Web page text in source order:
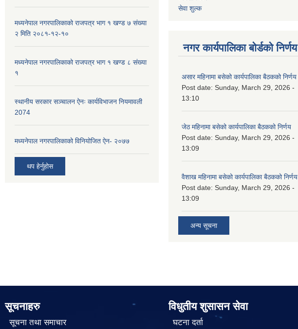
मध्यनेपाल नगरपालिकाको राजपत्र भाग १ खण्ड ७ संख्या
२ मिति २०८१-१२-१०
मध्यनेपाल नगरपालिकाको राजपत्र भाग १ खण्ड ८ संख्या
१
स्थानीय सरकार सञ्चालन ऐनः कार्यविभाजन नियमावली
2074
मध्यनेपाल नगरपालिकाको विनियोजित ऐन- २०७७
थप हेर्नुहोस
सेवा शुल्क
नगर कार्यपालिका बोर्डको निर्णय
असार महिनामा बसेको कार्यपालिका बैठकको निर्णय
Post date: Sunday, March 29, 2026 -
13:10
जेठ महिनामा बसेको कार्यपालिका बैठकको निर्णय
Post date: Sunday, March 29, 2026 -
13:09
वैशाख महिनामा बसेको कार्यपालिका बैठकको निर्णय
Post date: Sunday, March 29, 2026 -
13:09
अन्य सूचना
सूचनाहरु
सूचना तथा समाचार
विधुतीय शुसासन सेवा
घटना दर्ता